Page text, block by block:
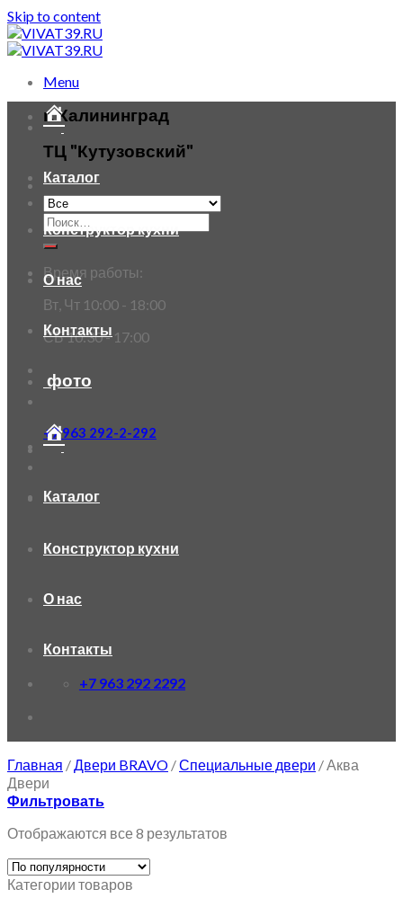
Skip to content
Menu
г. Калининград
ТЦ "Кутузовский"
Время работы:
Вт, Чт 10:00 - 18:00
СБ 10:30 - 17:00
+7 963 292-2-292
Каталог
Конструктор кухни
О нас
Контакты
фото
Каталог
Конструктор кухни
О нас
Контакты
+7 963 292 2292
Главная /Двери BRAVO /Специальные двери /Аква
Двери
Фильтровать
Отображаются все 8 результатов
Категории товаров